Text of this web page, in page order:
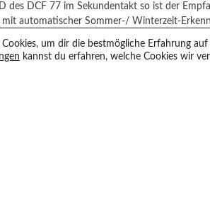
des DCF 77 im Sekundentakt so ist der
mit automatischer Sommer-/ Winterzeit-
um dir die bestmögliche Erfahrung
kannst du erfahren, welche Cookies wir